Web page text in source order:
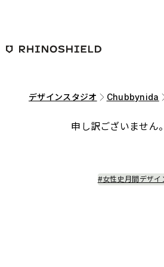
デザインスタジオ Chubbynida
申し訳ございません
#女性史月間デザイ